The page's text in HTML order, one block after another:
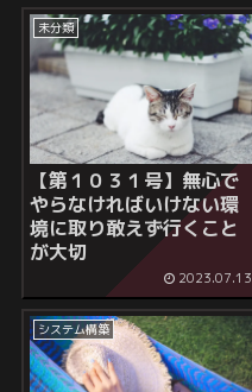
未分類
【第１０３１号】無心で
やらなければいけない環
境に取り敢えず行くこと
が大切
2023.07.13
システム構築